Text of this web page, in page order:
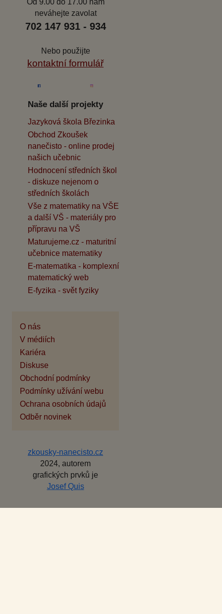
Od 9.00 do 17.00 nám
neváhejte zavolat
702 147 931 - 934
Nebo použijte
kontaktní formulář
Naše další projekty
Jazyková škola Březinka
Obchod Zkoušek
nanečisto - online prodej
našich učebnic
Hodnocení středních škol
- diskuze nejenom o
středních školách
Vše z matematiky na VŠE
a další VŠ - materiály pro
přípravu na VŠ
Maturujeme.cz - maturitní
učebnice matematiky
E-matematika - komplexní
matematický web
E-fyzika - svět fyziky
O nás
V médiích
Kariéra
Diskuse
Obchodní podmínky
Podmínky užívání webu
Ochrana osobních údajů
Odběr novinek
zkousky-nanecisto.cz
2024, autorem
grafických prvků je
Josef Quis